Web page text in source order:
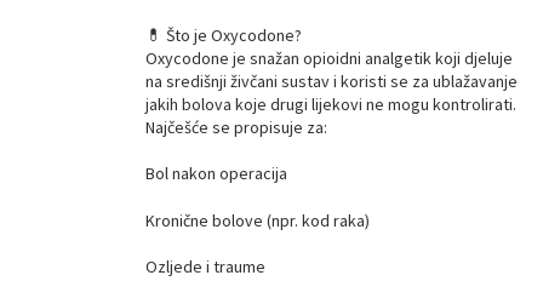
💊 Što je Oxycodone?
Oxycodone je snažan opioidni analgetik koji djeluje
na središnji živčani sustav i koristi se za ublažavanje
jakih bolova koje drugi lijekovi ne mogu kontrolirati.
Najčešće se propisuje za:
Bol nakon operacija
Kronične bolove (npr. kod raka)
Ozljede i traume